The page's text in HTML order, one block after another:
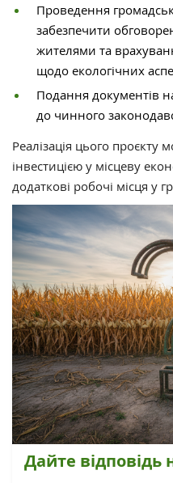
Проведення
забезпечити
жителями та
щодо екологічних
Подання документів
до чинного
Реалізація цього проєкту
інвестицією у місцеву
додаткові робочі місця у
Дайте відповідь